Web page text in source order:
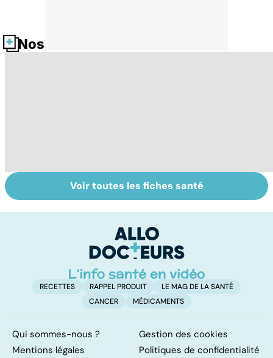
Nos fiches santé
Sexe : comment
retrouver sa
Tout savoir sur
les infections
Voir toutes les fiches santé
RECETTES RAPPEL PRODUIT
LE MAG DE LA SANTÉ
CANCER
MÉDICAMENTS
Qui sommes-nous ?
Gestion des cookies
Mentions légales
Politiques de confidentialité